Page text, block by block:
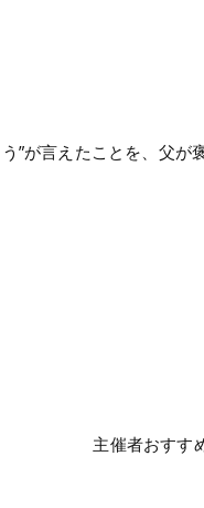
”が言えたことを、父が
主催者おすす